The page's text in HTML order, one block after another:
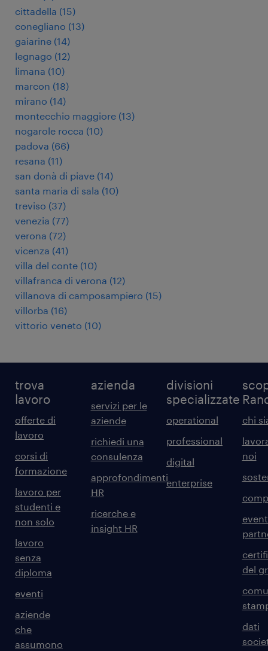
cittadella (15)
conegliano (13)
gaiarine (14)
legnago (12)
limana (10)
marcon (18)
mirano (14)
montecchio maggiore (13)
nogarole rocca (10)
padova (66)
resana (11)
san donà di piave (14)
santa maria di sala (10)
treviso (37)
venezia (77)
verona (72)
vicenza (41)
villa del conte (10)
villafranca di verona (12)
villanova di camposampiero (15)
villorba (16)
vittorio veneto (10)
trova
lavoro
offerte di
lavoro
corsi di
formazione
lavoro per
studenti e
non solo
lavoro
senza
diploma
eventi
aziende
che
assumono
azienda
servizi per le
aziende
richiedi una
consulenza
approfondimenti
HR
ricerche e
insight HR
divisioni
specializzate
operational
professional
digital
enterprise
chi
noi
del
dati